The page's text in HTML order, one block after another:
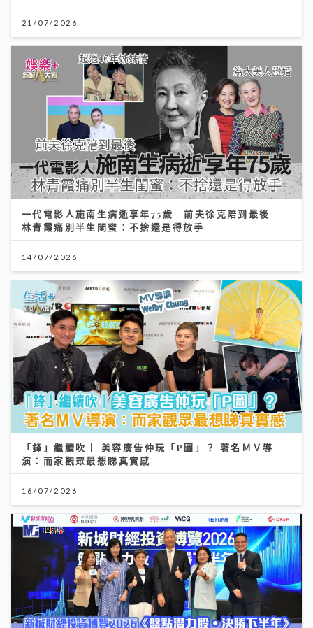
21/07/2026
一代電影人施南生病逝享年75歲 前夫徐克陪到最後
林青霞痛別半生閨蜜：不捨還是得放手
14/07/2026
「鋒」繼續吹 | 美容廣告仲玩「P圖」？ 著名ＭＶ導
演：而家觀眾最想睇真實感
16/07/2026